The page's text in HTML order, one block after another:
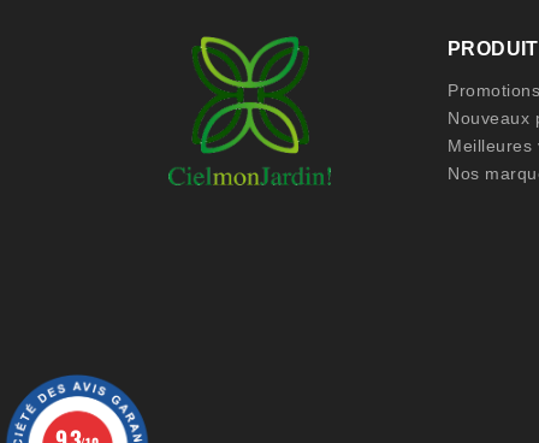
Promotions
Nouveaux
Meilleures
Nos